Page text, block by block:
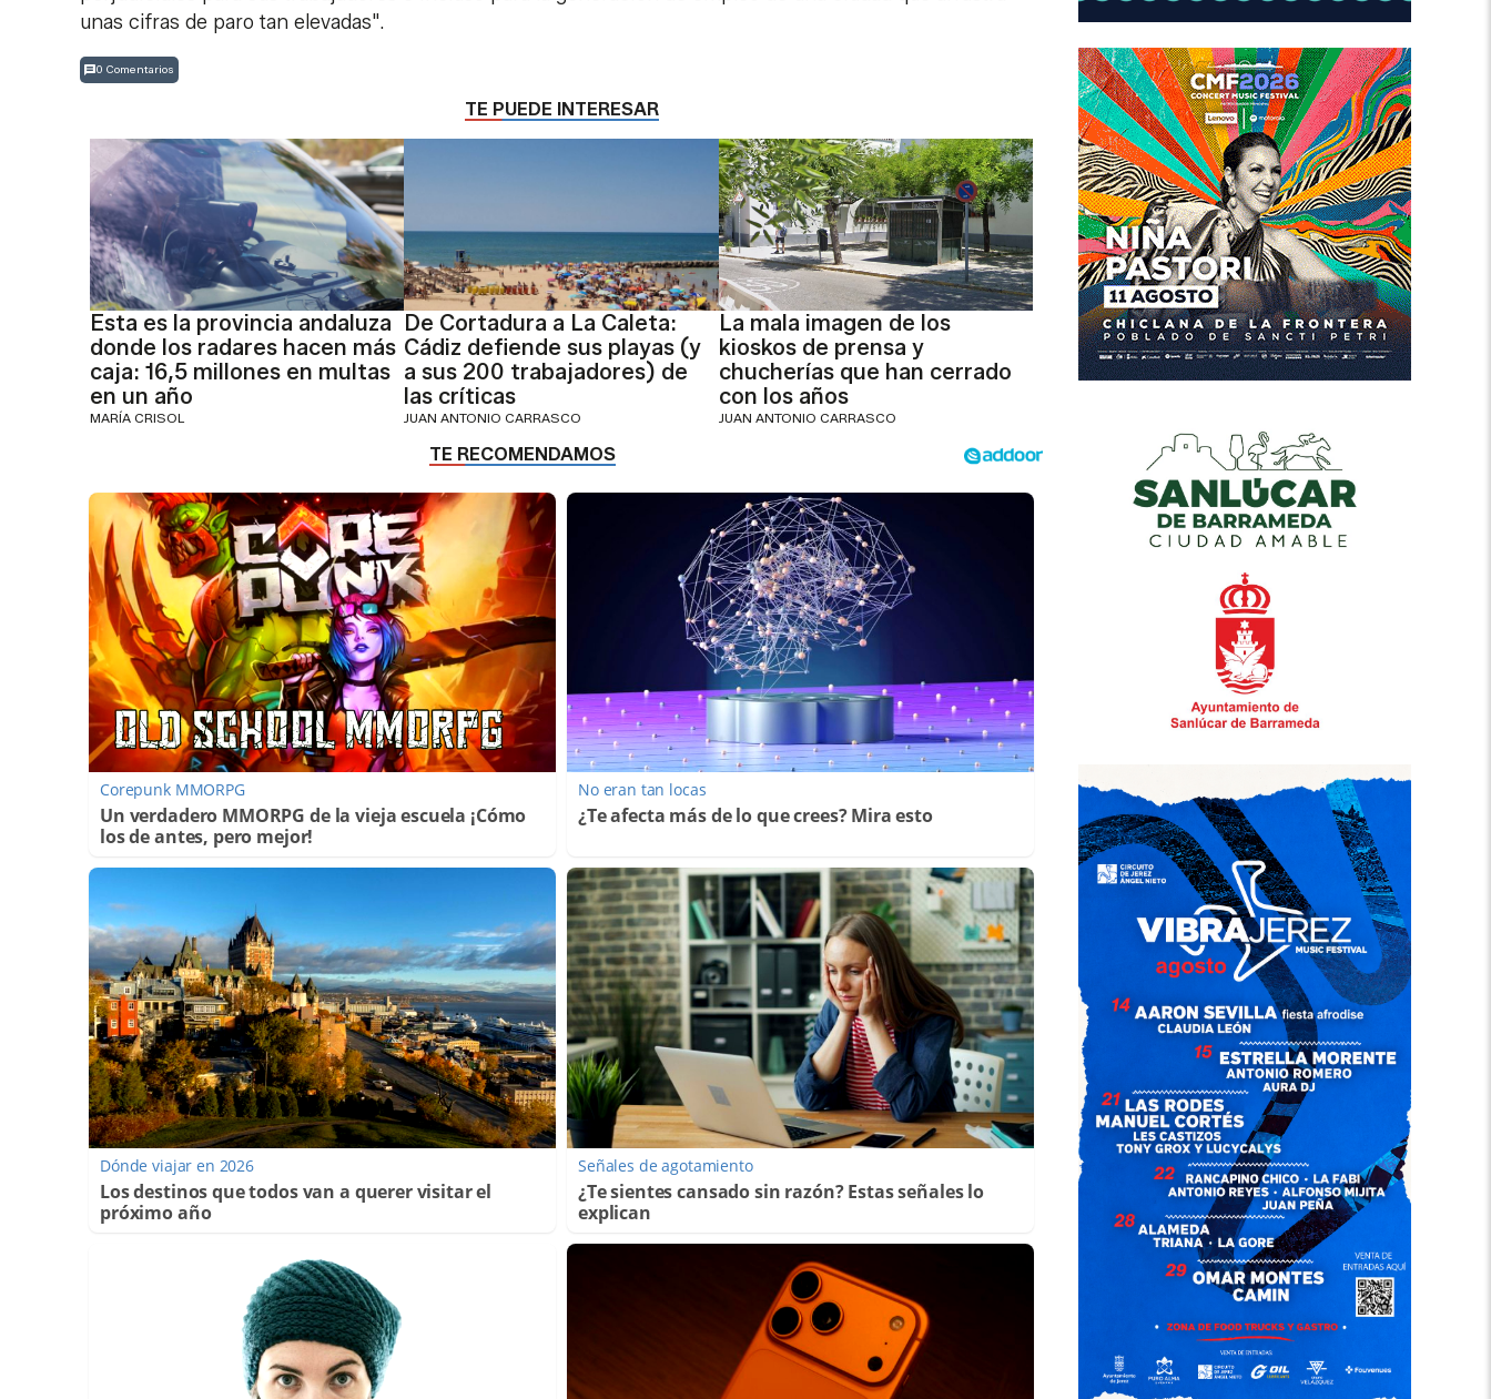
unas cifras de paro tan elevadas".
0 Comentarios
TE PUEDE INTERESAR
Esta es la provincia andaluza
donde los radares hacen más
caja: 16,5 millones en multas
en un año
MARÍA CRISOL
De Cortadura a La Caleta:
Cádiz defiende sus playas (y
a sus 200 trabajadores) de
las críticas
JUAN ANTONIO CARRASCO
La mala imagen de los
kioskos de prensa y
chucherías que han cerrado
con los años
JUAN ANTONIO CARRASCO
Corepunk MMORPG
Un verdadero MMORPG de la vieja escuela ¡Cómo
los de antes, pero mejor!
No eran tan locas
¿Te afecta más de lo que crees? Mira esto
Dónde viajar en 2026
Los destinos que todos van a querer visitar el
próximo año
Señales de agotamiento
¿Te sientes cansado sin razón? Estas señales lo
explican